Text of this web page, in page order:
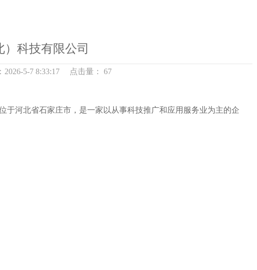
科技有限公司
5-7 8:33:17 点击量：67
于河北省石家庄市，是一家以从事科技推广和应用服务业为主的企